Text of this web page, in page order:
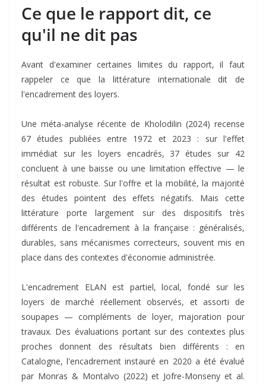
Ce que le rapport dit, ce
qu'il ne dit pas
Avant d'examiner certaines limites du rapport, il faut
rappeler ce que la littérature internationale dit de
l'encadrement des loyers.
Une méta-analyse récente de Kholodilin (2024) recense
67 études publiées entre 1972 et 2023 : sur l'effet
immédiat sur les loyers encadrés, 37 études sur 42
concluent à une baisse ou une limitation effective — le
résultat est robuste. Sur l'offre et la mobilité, la majorité
des études pointent des effets négatifs. Mais cette
littérature porte largement sur des dispositifs très
différents de l'encadrement à la française : généralisés,
durables, sans mécanismes correcteurs, souvent mis en
place dans des contextes d'économie administrée.
L'encadrement ELAN est partiel, local, fondé sur les
loyers de marché réellement observés, et assorti de
soupapes — compléments de loyer, majoration pour
travaux. Des évaluations portant sur des contextes plus
proches donnent des résultats bien différents : en
Catalogne, l'encadrement instauré en 2020 a été évalué
par Monras & Montalvo (2022) et Jofre-Monseny et al.